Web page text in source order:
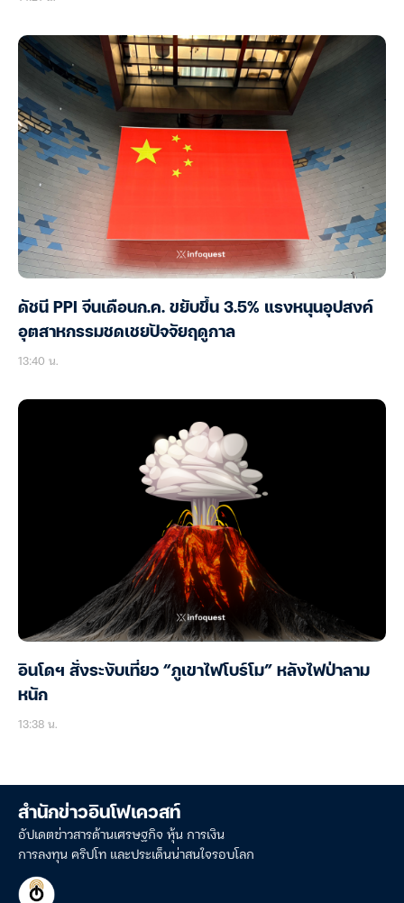
ดัชนี PPI จีนเดือนก.ค. ขยับขึ้น 3.5% แรงหนุนอุปสงค์
อุตสาหกรรมชดเชยปัจจัยฤดูกาล
13:40 น.
อินโดฯ สั่งระงับเที่ยว “ภูเขาไฟโบร์โม” หลังไฟป่าลาม
หนัก
13:38 น.
สำนักข่าวอินโฟเควสท์
อัปเดตข่าวสารด้านเศรษฐกิจ หุ้น การเงิน
การลงทุน คริปโท และประเด็นน่าสนใจรอบโลก